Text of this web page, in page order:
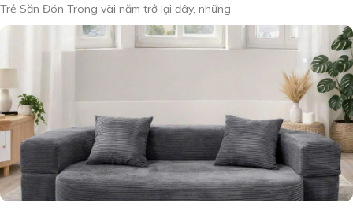
Trẻ Săn Đón Trong vài năm trở lại đây, những